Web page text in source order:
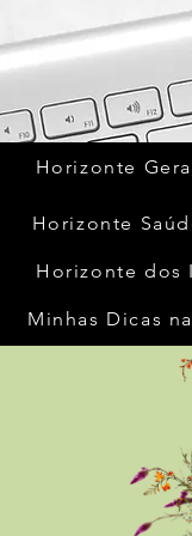
Horizonte
Horizonte